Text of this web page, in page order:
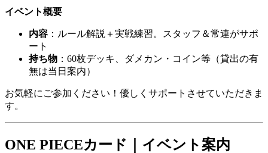
イベント概要
内容 ：ルール解説＋実戦練習。スタッフ＆常連がサポ
ート
持ち物 ：60枚デッキ、ダメカン・コイン等（貸出の有
無は当日案内）
お気軽にご参加ください！優しくサポートさせていただきま
す。
ONE PIECEカード｜イベント案内